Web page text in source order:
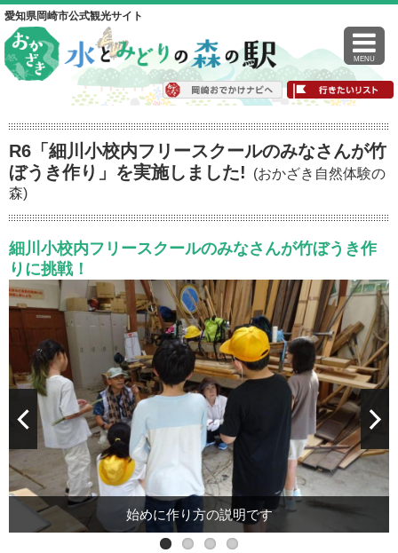
愛知県岡崎市公式観光サイト
MENU
R6「細川小校内フリースクールのみなさんが竹
ぼうき作り」を実施しました!
(おかざき自然体験の
森)
細川小校内フリースクールのみなさんが竹ぼうき作
りに挑戦！
始めに作り方の説明です
完成したほうきで掃除もしてもらいました